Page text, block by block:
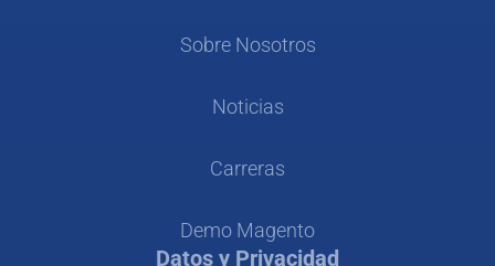
Sobre Nosotros
Noticias
Carreras
Demo Magento
Datos y Privacidad